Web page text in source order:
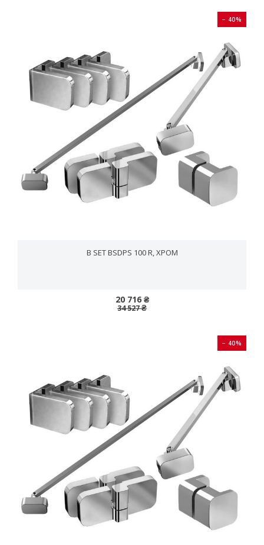
− 40%
B SET BSDPS 100 R, ХРОМ
20 716 ₴
34 527 ₴
− 40%